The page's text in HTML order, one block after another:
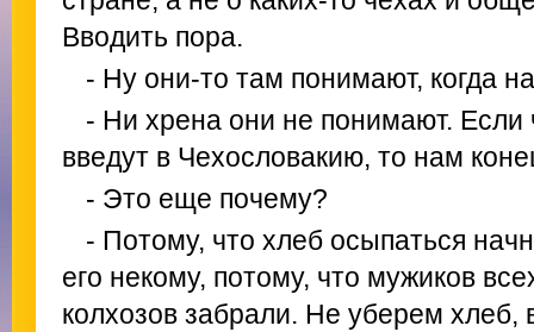
Вводить пора.
- Ну они-то там понимают, когда
- Ни хрена они не понимают. Если
введут в Чехословакию, то нам
- Это еще почему?
- Потому, что хлеб осыпаться
его некому, потому, что мужиков
колхозов забрали. Не уберем хлеб,